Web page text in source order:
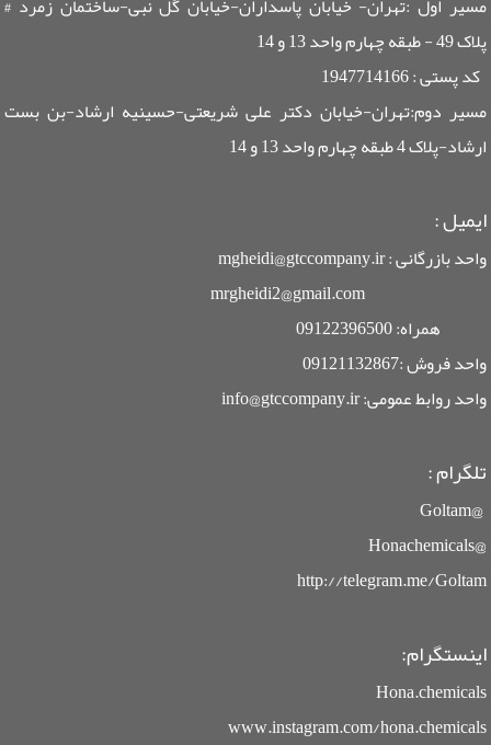
پلاک 49 - طبقه چهارم واحد 13 و 14
کد پستی : 1947714166
مسیر دوم:تهران-خیابان دکتر علی شریعتی-حسینیه ارشاد-بن بست
ارشاد-پلاک 4 طبقه چهارم واحد 13 و 14
ایمیل:
واحد بازرگانی : mgheidi@gtccompany.ir
mrgheidi2@gmail.com
همراه: 09122396500
واحد فروش :09121132867
واحد روابط عمومی: info@gtccompany.ir
تلگرام :
@Goltam
@Honachemicals
http://telegram.me/Goltam
اینستگرام:
Hona.chemicals
www.instagram.com/hona.chemicals